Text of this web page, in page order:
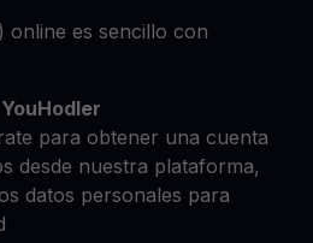
online es sencillo con
para obtener una cuenta
desde nuestra plataforma,
datos personales para